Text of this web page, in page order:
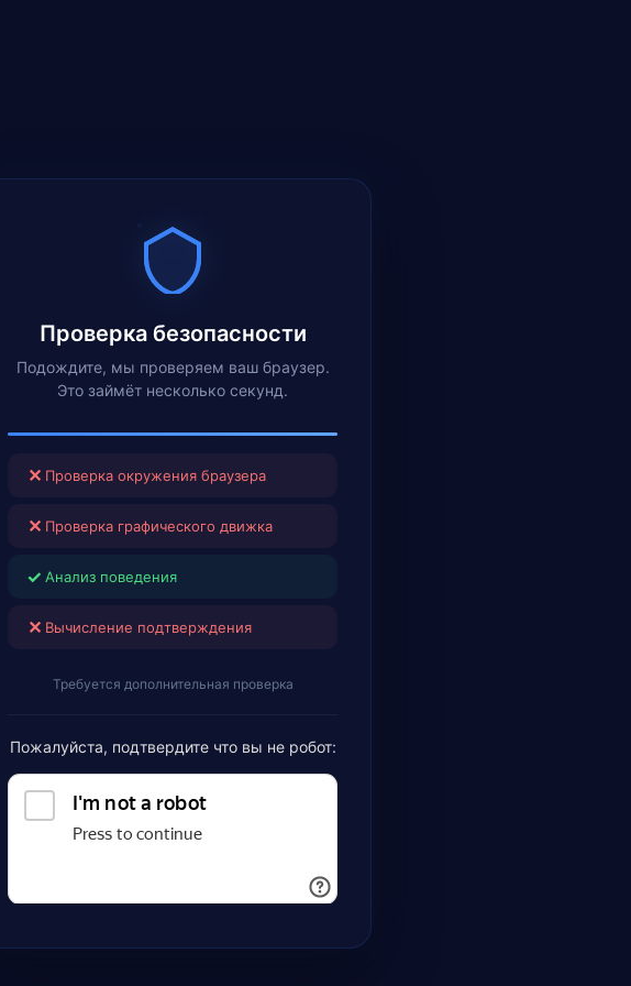
Проверка безопасности
Подождите, мы проверяем ваш браузер.
Это займёт несколько секунд.
✕ Проверка окружения браузера
✕ Проверка графического движка
✓ Анализ поведения
✕ Вычисление подтверждения
Требуется дополнительная проверка
Пожалуйста, подтвердите что вы не робот: